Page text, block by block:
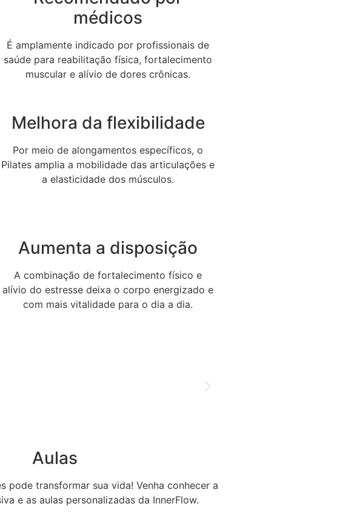
médicos
É amplamente indicado por profissionais de
saúde para reabilitação física, fortalecimento
muscular e alívio de dores crônicas.
Melhora da flexibilidade
Por meio de alongamentos específicos, o
Pilates amplia a mobilidade das articulações e
a elasticidade dos músculos.
Aumenta a disposição
A combinação de fortalecimento físico e
alívio do estresse deixa o corpo energizado e
com mais vitalidade para o dia a dia.
Aulas
pode transformar sua vida! Venha conhecer a
e as aulas personalizadas da InnerFlow.